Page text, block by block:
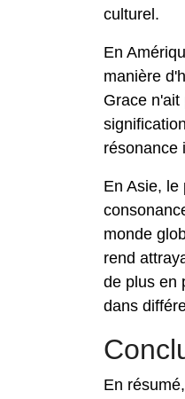
culturel.
En
manière
Grace
résonance
En Asie, le
monde
rend
de plus en
dans
En